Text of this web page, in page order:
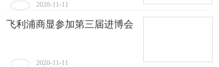
2020-11-11
飞利浦商显参加第三届进博会
2020-11-11